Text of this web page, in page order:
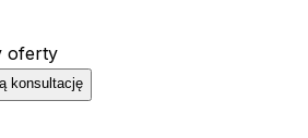
oferty
konsultację